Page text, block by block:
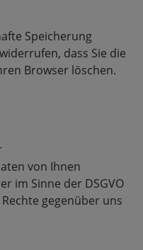
Speicherung
dass Sie die
Browser löschen.
von Ihnen
im Sinne der DSGVO
gegenüber uns